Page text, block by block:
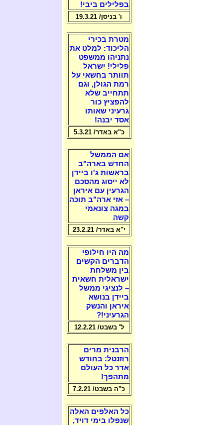
בפלילים ביבי!
ו' בניסן/ 19.3.21
מטרת בכירי
הליכוד: למלט את
נתניהו ממשפט
פלילי! ישראל
תוותר בחשאי על
רמת הגולן, וגם
תתחייב שלא
להפציץ כור
גרעיני שאותו
אסד יבנה!
כ"א באדר/ 5.3.21
אם הממשל
החדש בארה"ב
בראשות ג'ו ביידן
לא ייסוג מהסכם
הגרעין עם איראן
– אזי ארה"ב תוכה
במגה צונאמי
קשה
י"א באדר/ 23.2.21
מה היו חילופי
הדברים הקשים
בין משלחת
ישראלית חשאית
– לנציגי ממשל
ביידן בנושא
איראן והנשק
הגרעיני!?
ל' בשבט/ 12.2.21
הרבנית מרים
רוזנטל: בחודש
אדר כל העולם
מתהפך!
כ"ה בשבט/ 7.2.21
כל האלפים האלה
שנפלו בימי דויד,